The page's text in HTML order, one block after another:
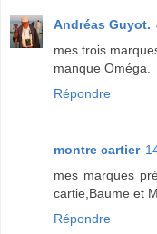
Andréas Guyot.
mes trois
manque Oméga.
Répondre
montre cartier
mes marques
cartie,Baume et
Répondre